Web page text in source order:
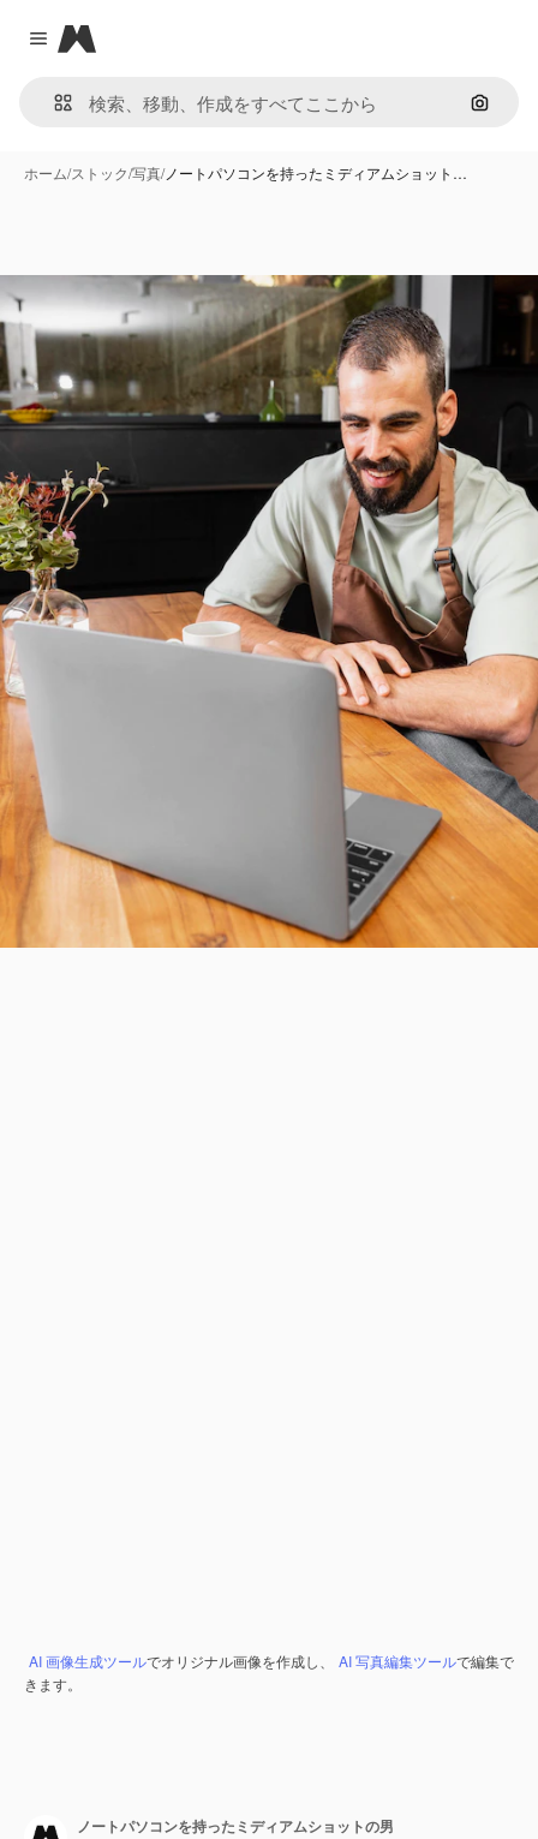
Close menu
Magnific
画像で
ホーム/ストック/写真/ノートパソコンを持ったミディアムショット…
AI 画像生成ツールでオリジナル画像を作成し、 AI 写真編集ツールで編集で
きます。
ノートパソコンを持ったミディアムショットの男